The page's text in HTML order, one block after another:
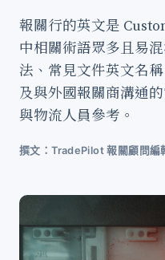
報關行的英文是
中相關術語眾多且易
法、常見文件英文名
及與外國報關商溝通
與物流人員參考。
撰文：TradePilot 報關顧問編